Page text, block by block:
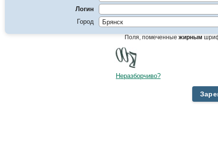
Логин
Город
Поля, помеченные жирным
Неразборчиво?